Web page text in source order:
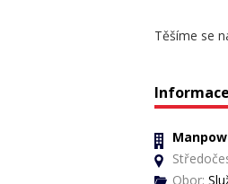
Těšíme se
Obor: